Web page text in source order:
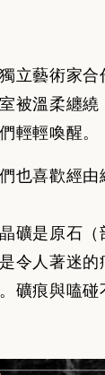
立藝術家合
被溫柔纏繞
輕輕喚醒。
也喜歡經
礦是原石
令人著迷
礦痕與嗑